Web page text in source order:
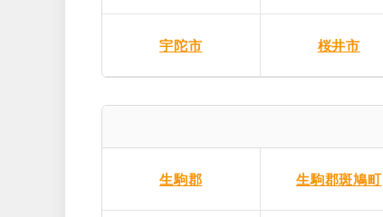
宇陀市 桜井市
生駒郡 生駒郡斑鳩町